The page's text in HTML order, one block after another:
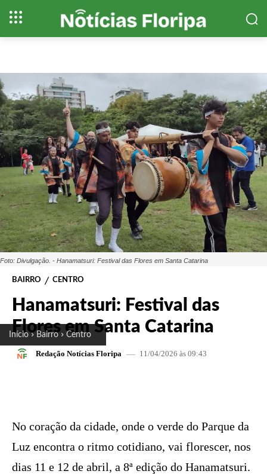
Início Bairro Centro
Foto: Divulgação. - Hanamatsuri: Festival das Flores em Santa Catarina
BAIRRO CENTRO
Hanamatsuri: Festival das
Flores em Santa Catarina
Redação Notícias Floripa 11/04/2026 às 09:43
No coração da cidade, onde o verde do Parque da
Luz encontra o ritmo cotidiano, vai florescer, nos
dias 11 e 12 de abril, a 8ª edição do Hanamatsuri.